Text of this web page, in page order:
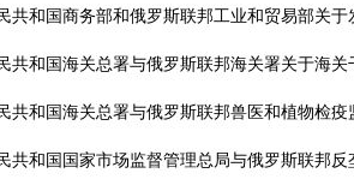
共和国商务部和俄罗斯联邦工业和贸易部关
共和国海关总署与俄罗斯联邦海关署关于海
共和国海关总署与俄罗斯联邦兽医和植物检
共和国国家市场监督管理总局与俄罗斯联邦